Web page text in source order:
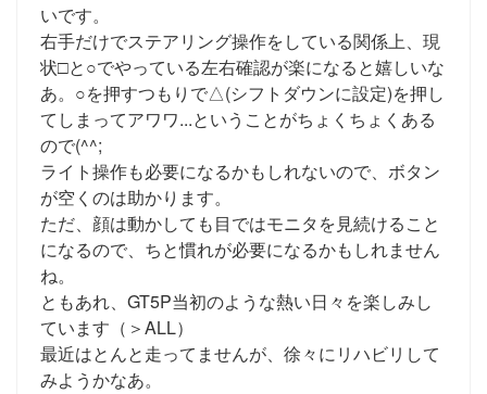
いです。
右手だけでステアリング操作をしている関係上、現
状□と○でやっている左右確認が楽になると嬉しいな
あ。○を押すつもりで△(シフトダウンに設定)を押し
てしまってアワワ...ということがちょくちょくある
ので(^^;
ライト操作も必要になるかもしれないので、ボタン
が空くのは助かります。
ただ、顔は動かしても目ではモニタを見続けること
になるので、ちと慣れが必要になるかもしれません
ね。
ともあれ、GT5P当初のような熱い日々を楽しみし
ています（＞ALL）
最近はとんと走ってませんが、徐々にリハビリして
みようかなあ。